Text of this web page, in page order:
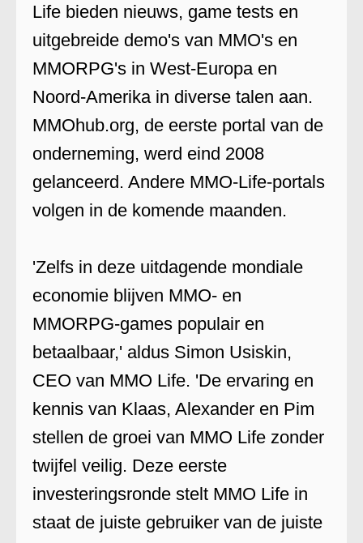
Life bieden nieuws, game tests en
uitgebreide demo's van MMO's en
MMORPG's in West-Europa en
Noord-Amerika in diverse talen aan.
MMOhub.org, de eerste portal van de
onderneming, werd eind 2008
gelanceerd. Andere MMO-Life-portals
volgen in de komende maanden.
'Zelfs in deze uitdagende mondiale
economie blijven MMO- en
MMORPG-games populair en
betaalbaar,' aldus Simon Usiskin,
CEO van MMO Life. 'De ervaring en
kennis van Klaas, Alexander en Pim
stellen de groei van MMO Life zonder
twijfel veilig. Deze eerste
investeringsronde stelt MMO Life in
staat de juiste gebruiker van de juiste